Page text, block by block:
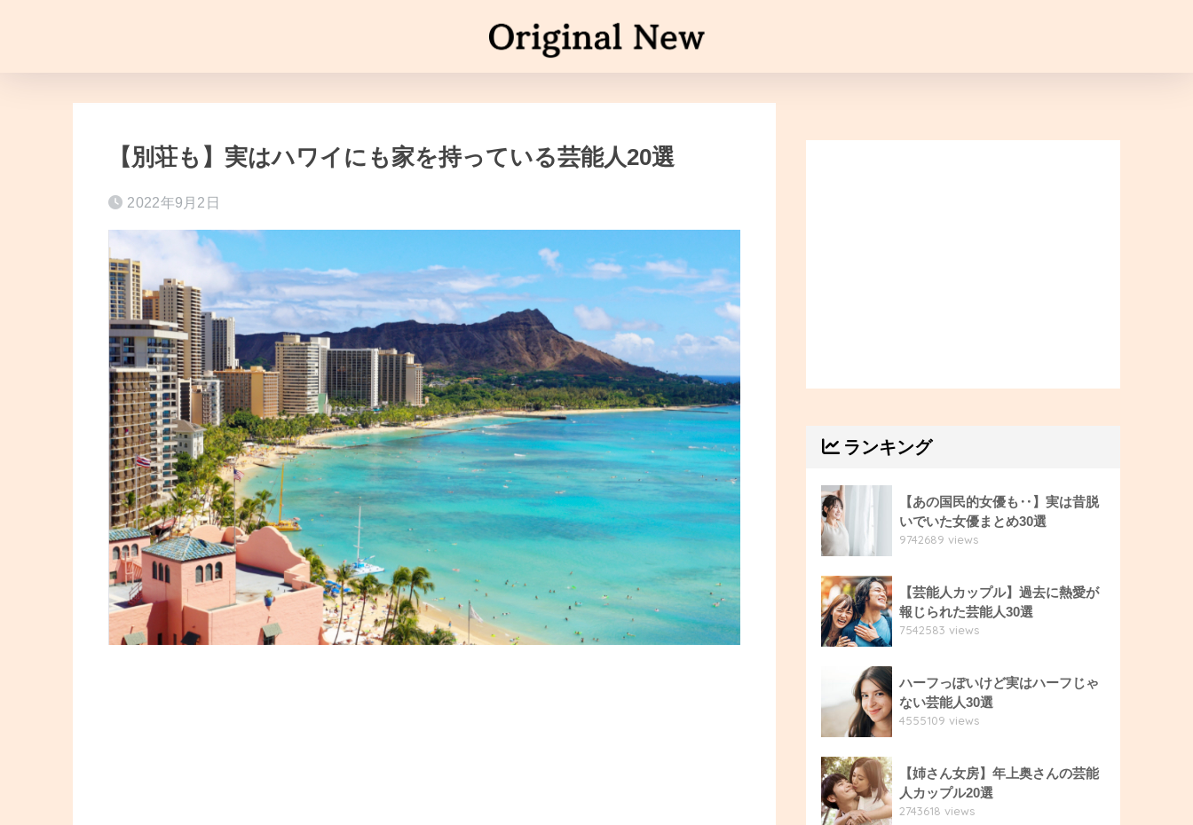
【別荘も】実はハワイにも家を持っている芸能人20選
2022年9月2日
ランキング
【あの国民的女優も‥】実は昔脱
いでいた女優まとめ30選
9742689 views
【芸能人カップル】過去に熱愛が
報じられた芸能人30選
7542583 views
ハーフっぽいけど実はハーフじゃ
ない芸能人30選
4555109 views
【姉さん女房】年上奥さんの芸能
人カップル20選
2743618 views